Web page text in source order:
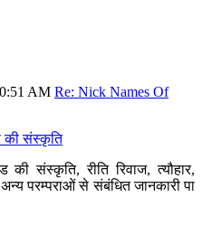
AM Re: Nick Names Of
की संस्कृति
संस्कृति, रीति रिवाज, त्यौहार,
परम्पराओं से संबंधित जानकारी पा